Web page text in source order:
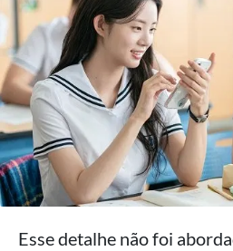
Esse detalhe não foi